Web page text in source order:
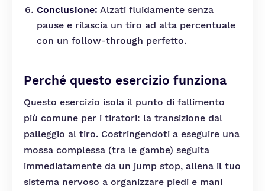
Conclusione: Alzati fluidamente senza
pause e rilascia un tiro ad alta percentuale
con un follow-through perfetto.
Perché questo esercizio funziona
Questo esercizio isola il punto di fallimento
più comune per i tiratori: la transizione dal
palleggio al tiro. Costringendoti a eseguire una
mossa complessa (tra le gambe) seguita
immediatamente da un jump stop, allena il tuo
sistema nervoso a organizzare piedi e mani